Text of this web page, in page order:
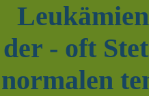
der - oft
normalen